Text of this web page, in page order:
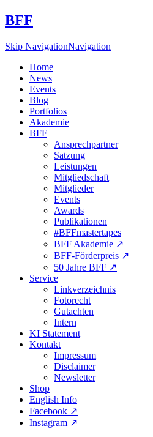
BFF
Skip NavigationNavigation
Home
News
Events
Blog
Portfolios
Akademie
BFF
Ansprechpartner
Satzung
Leistungen
Mitgliedschaft
Mitglieder
Events
Awards
Publikationen
#BFFmastertapes
BFF Akademie ↗︎
BFF-Förderpreis ↗︎
50 Jahre BFF ↗︎
Service
Linkverzeichnis
Fotorecht
Gutachten
Intern
KI Statement
Kontakt
Impressum
Disclaimer
Newsletter
Shop
English Info
Facebook ↗︎
Instagram ↗︎